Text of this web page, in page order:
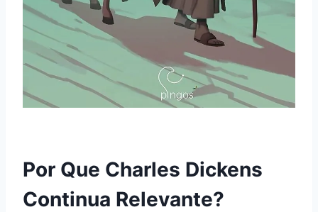
Por Que Charles Dickens
Continua Relevante?